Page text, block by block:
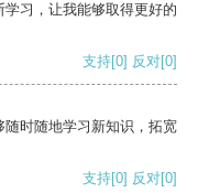
习，让我能够取得更好的
支持[0] 反对[0]
时随地学习新知识，拓宽
支持[0] 反对[0]